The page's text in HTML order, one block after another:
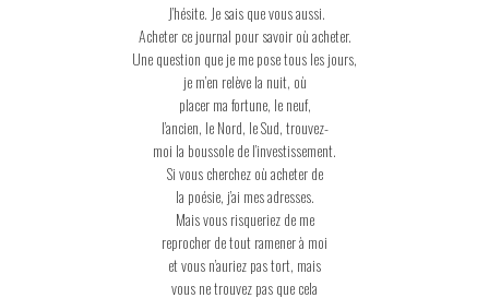
J’hésite. Je sais que vous aussi.
Acheter ce journal pour savoir où acheter.
Une question que je me pose tous les jours,
je m’en relève la nuit, où
placer ma fortune, le neuf,
l’ancien, le Nord, le Sud, trouvez-
moi la boussole de l’investissement.
Si vous cherchez où acheter de
la poésie, j’ai mes adresses.
Mais vous risqueriez de me
reprocher de tout ramener à moi
et vous n’auriez pas tort, mais
vous ne trouvez pas que cela